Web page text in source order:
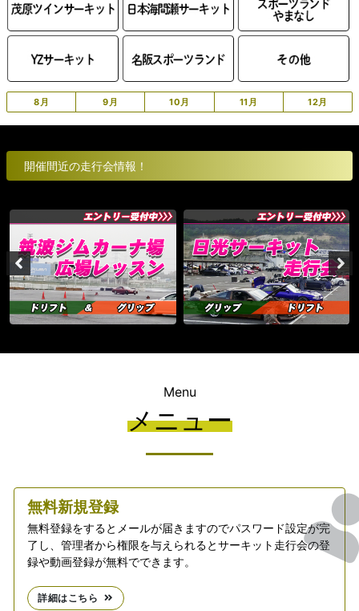
8月 9月 10月 11月 12月
開催間近の走行会情報！
Menu
メニュー
無料新規登録
無料登録をするとメールが届きますのでパスワード設定が完
了し、管理者から権限を与えられるとサーキット走行会の登
録や動画登録が無料でできます。
詳細はこちら